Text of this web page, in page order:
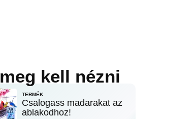
meg kell nézni
TERMÉK
Csalogass madarakat az
ablakodhoz!